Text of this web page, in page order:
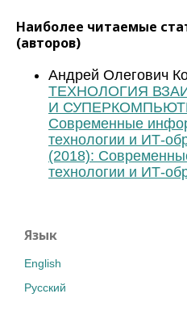
Наиболее читаемые
(авторов)
Андрей Олегович
ТЕХНОЛОГИЯ
И
Современные
технологии и ИТ-
(2018):
технологии и ИТ-
Язык
English
Русский